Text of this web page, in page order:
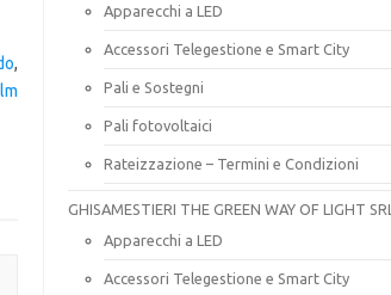
,
Apparecchi a LED
Accessori Telegestione e Smart City
Pali e Sostegni
Pali fotovoltaici
Rateizzazione – Termini e Condizioni
GHISAMESTIERI THE GREEN WAY OF LIGHT SRL
Apparecchi a LED
Accessori Telegestione e Smart City